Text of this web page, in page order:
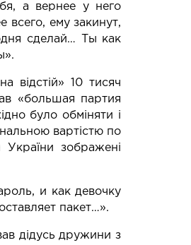
а вернее у него
ему закинут,
сделай… Ты как
відстій» 10 тисяч
«большая партия
було обміняти і
вартістю по
зображені
и как девочку
пакет…».
дідусь дружини з